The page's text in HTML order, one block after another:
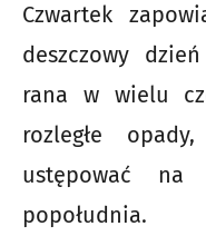
Czwartek
deszczowy
rana w wielu
rozległe
ustępować na
popołudnia.